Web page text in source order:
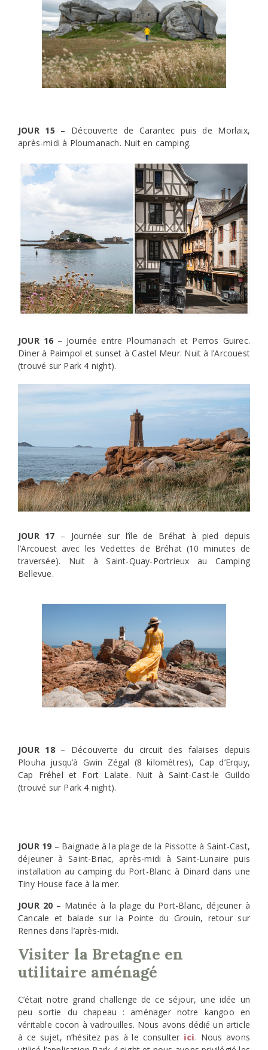
JOUR 15 – Découverte de Carantec puis de Morlaix,
après-midi à Ploumanach. Nuit en camping.
JOUR 16 – Journée entre Ploumanach et Perros Guirec.
Diner à Paimpol et sunset à Castel Meur. Nuit à l’Arcouest
(trouvé sur Park 4 night).
JOUR 17 – Journée sur l’île de Bréhat à pied depuis
l’Arcouest avec les Vedettes de Bréhat (10 minutes de
traversée). Nuit à Saint-Quay-Portrieux au Camping
Bellevue.
JOUR 18– Découverte du circuit des falaises depuis
Plouha jusqu’à Gwin Zégal (8 kilomètres), Cap d’Erquy,
Cap Fréhel et Fort Lalate. Nuit à Saint-Cast-le Guildo
(trouvé sur Park 4 night).
JOUR 19 – Baignade à la plage de la Pissotte à Saint-Cast,
déjeuner à Saint-Briac, après-midi à Saint-Lunaire puis
installation au camping du Port-Blanc à Dinard dans une
Tiny House face à la mer.
JOUR 20 – Matinée à la plage du Port-Blanc, déjeuner à
Cancale et balade sur la Pointe du Grouin, retour sur
Rennes dans l’après-midi.
Visiter la Bretagne en
utilitaire aménagé
C’était notre grand challenge de ce séjour, une idée un
peu sortie du chapeau : aménager notre kangoo en
véritable cocon à vadrouilles. Nous avons dédié un article
à ce sujet, n’hésitez pas à le consulter ici. Nous avons